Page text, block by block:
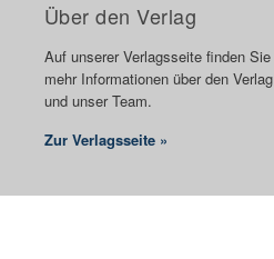
Über den Verlag
Auf unserer Verlagsseite finden Sie
mehr Informationen über den Verlag
und unser Team.
Zur Verlagsseite »